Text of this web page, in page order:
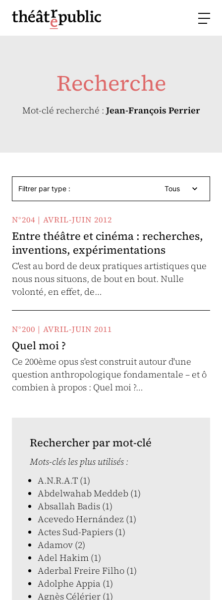
Recherche
Mot-clé recherché :Jean-François Perrier
Filtrer par type : Tous
N°204 | AVRIL-JUIN 2012
Entre théâtre et cinéma : recherches,
inventions, expérimentations
C'est au bord de deux pratiques artistiques que
nous nous situons, de bout en bout. Nulle
volonté, en effet, de…
N°200 | AVRIL-JUIN 2011
Quel moi ?
Ce 200ème opus s'est construit autour d'une
question anthropologique fondamentale – et ô
combien à propos : Quel moi ?…
Rechercher par mot-clé
Mots-clés les plus utilisés :
A.N.R.A.T (1)
Abdelwahab Meddeb (1)
Absallah Badis (1)
Acevedo Hernández (1)
Actes Sud-Papiers (1)
Adamov (2)
Adel Hakim (1)
Aderbal Freire Filho (1)
Adolphe Appia (1)
Agnès Célérier (1)